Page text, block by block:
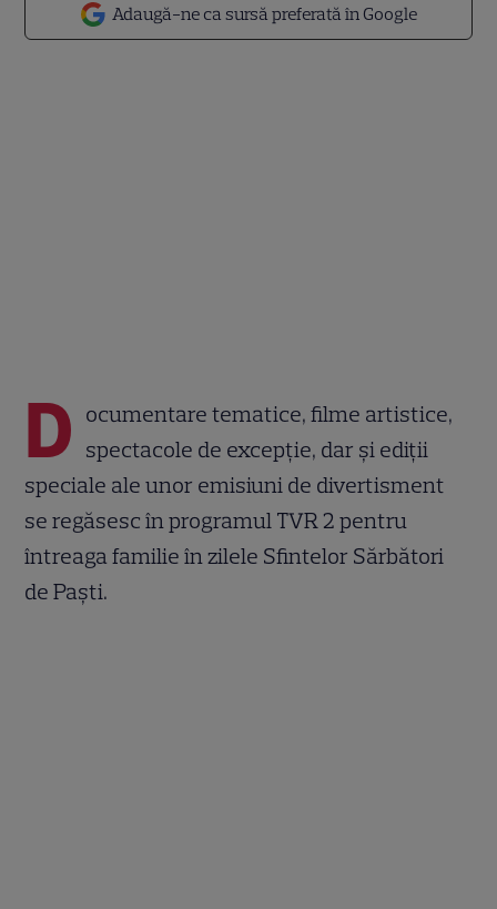
Adaugă-ne ca sursă preferată în Google
D ocumentare tematice, filme artistice,
spectacole de excepție, dar și ediții
speciale ale unor emisiuni de divertisment
se regăsesc în programul TVR 2 pentru
întreaga familie în zilele Sfintelor Sărbători
de Paști.